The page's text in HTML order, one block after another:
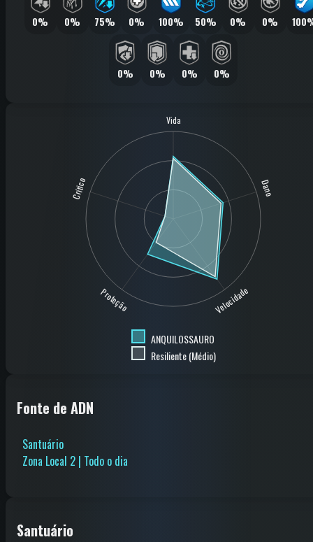
0% 0% 75% 0% 100% 50% 0% 0%
0% 0% 0% 0%
Vida
Dano
Velocidade
Proteção
Crítico
ANQUILOSSAURO
Resiliente (Médio)
Fonte de ADN
Santuário
Zona Local 2 | Todo o dia
Santuário